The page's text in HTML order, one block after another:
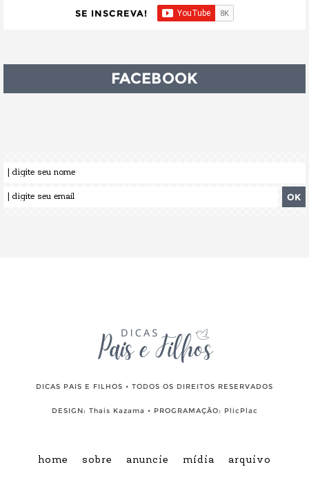
SE INSCREVA!
FACEBOOK
DICAS PAIS E FILHOS • TODOS OS DIREITOS RESERVADOS
DESIGN: Thais Kazama • PROGRAMAÇÃO: PlicPlac
home sobre anuncie mídia arquivo